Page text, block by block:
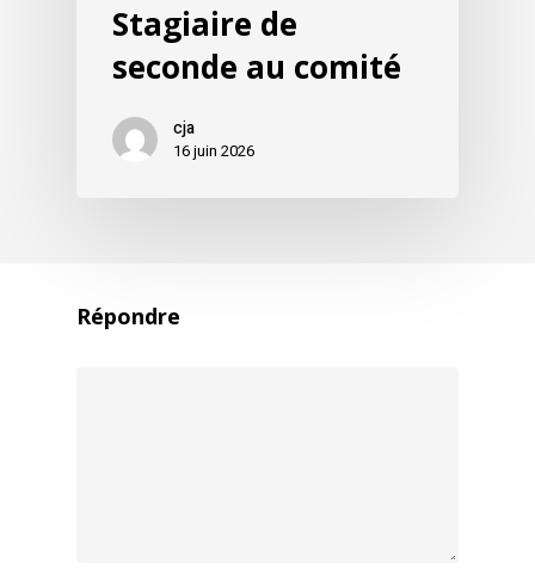
Stagiaire de
seconde au comité
cja
16 juin 2026
Répondre